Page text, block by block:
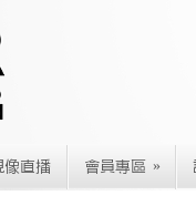
像直播 會員專區 »